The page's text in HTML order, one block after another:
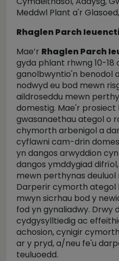
Meddwl Plant a'r
Rhaglen Parch
Mae’r Rhaglen Parch
gyda phlant rhwng 10-18
ganolbwyntio'n benodol
nodwyd eu bod mewn
aildroseddu mewn
domestig. Mae'r prosiect
gwasanaethau ategol o
chymorth arbenigol a
cyflawni cam-drin
yn dangos arwyddion
dangos ymddygiad
mewn perthynas deuluol
Darperir cymorth ategol
mwyn sicrhau bod y
fod yn gynaliadwy. Drwy
cydgysylltiedig ac
achosion, cynigir
ar y pryd, a/neu fe'u
teuluoedd.